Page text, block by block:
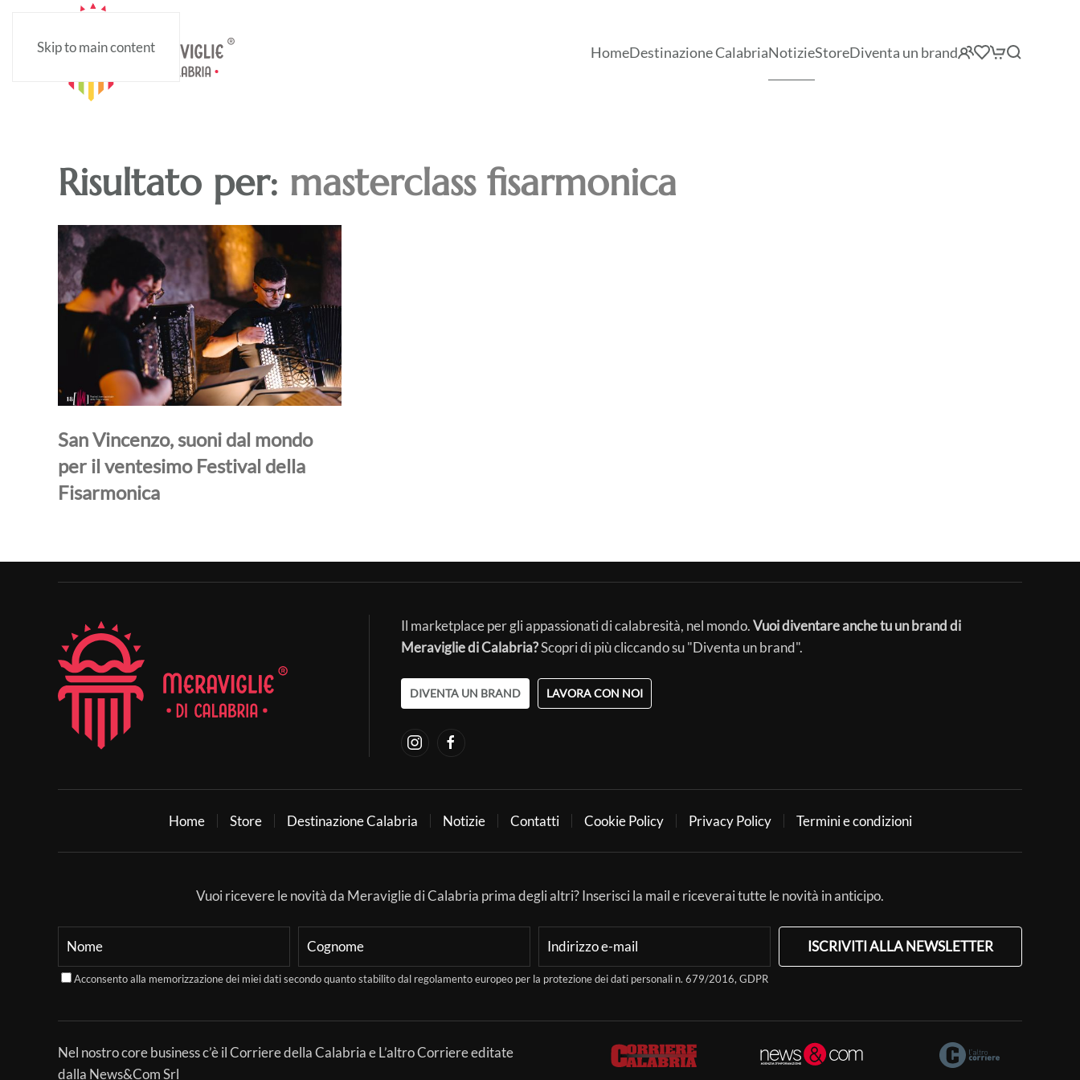
Skip to main content HomeDestinazione CalabriaNotizieStoreDiventa un brand
Risultato per: masterclass fisarmonica
San Vincenzo, suoni dal mondo
per il ventesimo Festival della
Fisarmonica
Il marketplace per gli appassionati di calabresità, nel mondo.Vuoi diventare anche tu un brand di
Meraviglie di Calabria?Scopri di più cliccando su "Diventa un brand".
DIVENTA UN BRAND LAVORA CON NOI
Home Store Destinazione Calabria Notizie Contatti Cookie Policy Privacy Policy Termini e condizioni
Vuoi ricevere le novità da Meraviglie di Calabria prima degli altri? Inserisci la mail e riceverai tutte le novità in anticipo.
ISCRIVITI ALLA NEWSLETTER
Acconsento alla memorizzazione dei miei dati secondo quanto stabilito dal regolamento europeo per la protezione dei dati personali n. 679/2016, GDPR
Nel nostro core business c’è il Corriere della Calabria e L’altro Corriere editate
dalla News&Com Srl